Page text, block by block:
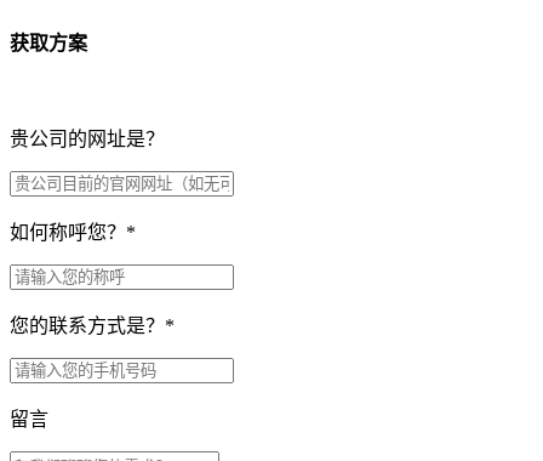
获取方案
贵公司的网址是？
如何称呼您？ *
您的联系方式是？ *
留言